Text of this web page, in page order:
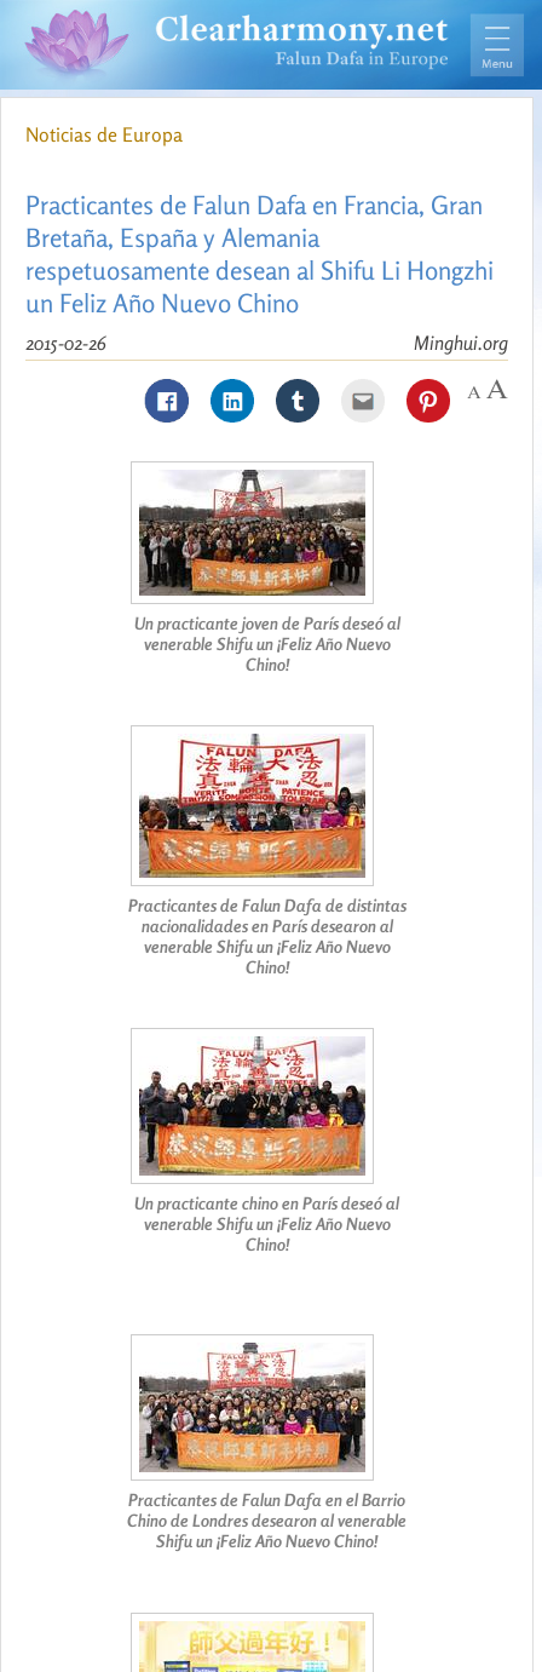
Noticias de Europa
Practicantes de Falun Dafa en Francia, Gran
Bretaña, España y Alemania
respetuosamente desean al Shifu Li Hongzhi
un Feliz Año Nuevo Chino
Minghui.org
2015-02-26
Un practicante joven de París deseó al
venerable Shifu un ¡Feliz Año Nuevo
Chino!
Practicantes de Falun Dafa de distintas
nacionalidades en París desearon al
venerable Shifu un ¡Feliz Año Nuevo
Chino!
Un practicante chino en París deseó al
venerable Shifu un ¡Feliz Año Nuevo
Chino!
Practicantes de Falun Dafa en el Barrio
Chino de Londres desearon al venerable
Shifu un ¡Feliz Año Nuevo Chino!